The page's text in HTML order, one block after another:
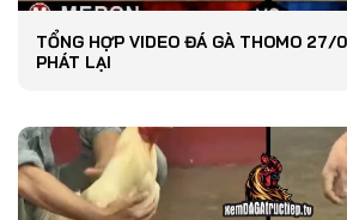
TỔNG HỢP VIDEO ĐÁ GÀ THOMO
PHÁT LẠI